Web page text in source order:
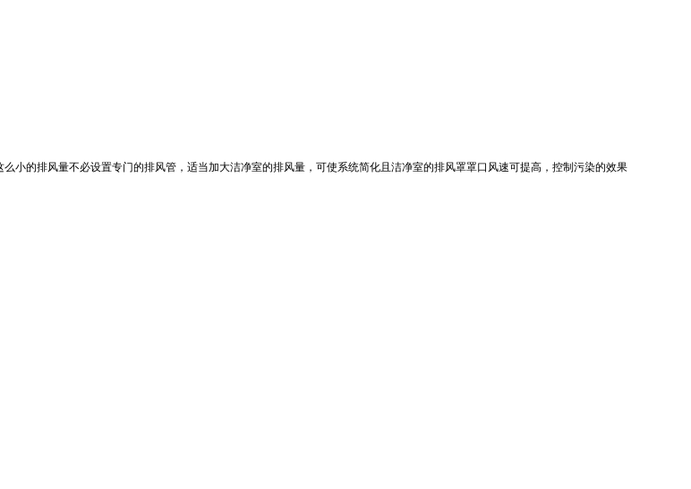
么小的排风量不必设置专门的排风管，适当加大洁净室的排风量，可使系统简化且洁净室的排风罩罩口风速可提高，控制污染的效果